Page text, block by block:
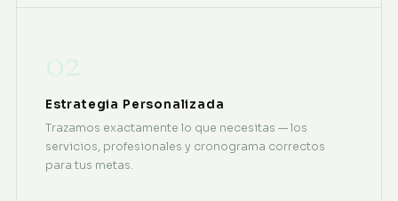
02
Estrategia Personalizada
Trazamos exactamente lo que necesitas — los
servicios, profesionales y cronograma correctos
para tus metas.